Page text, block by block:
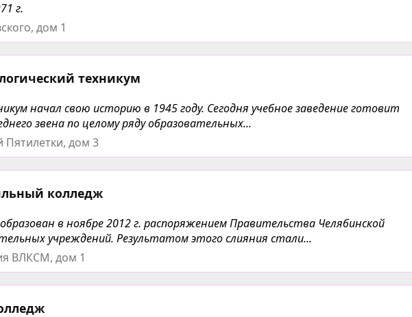
г.
дом 1
техникум
начал свою историю в 1945 году. Сегодня учебное заведение готовит
звена по целому ряду образовательных...
Пятилетки, дом 3
колледж
в ноябре 2012 г. распоряжением Правительства Челябинской
учреждений. Результатом этого слияния стали...
ВЛКСМ, дом 1